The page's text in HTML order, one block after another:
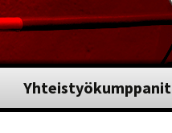
Yhteistyökumppanit